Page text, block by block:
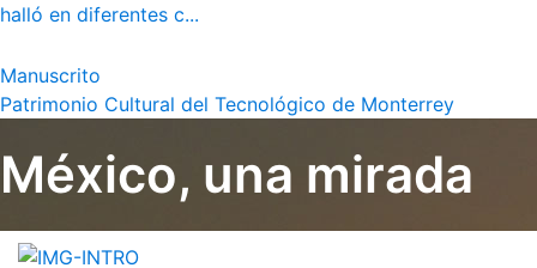
halló en diferentes c...
Manuscrito
Patrimonio Cultural del Tecnológico de Monterrey
México, una mirada